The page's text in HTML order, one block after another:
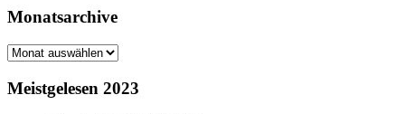
Monatsarchive
Monatsarchive
Meistgelesen 2023